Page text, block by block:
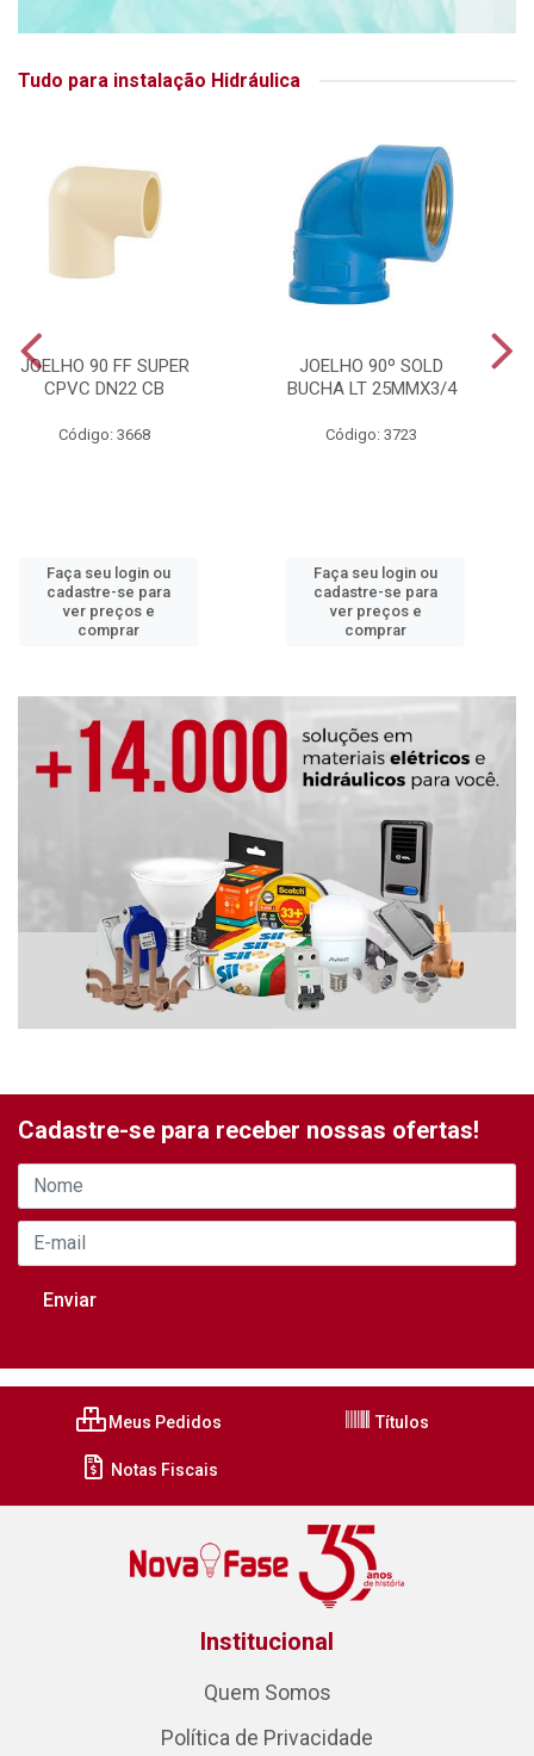
Tudo para instalação Hidráulica
JOELHO 90 FF SUPER
CPVC DN22 CB
Código: 3668
Faça seu login ou
cadastre-se para
ver preços e
comprar
JOELHO 90º SOLD
BUCHA LT 25MMX3/4
Código: 3723
Faça seu login ou
cadastre-se para
ver preços e
comprar
Cadastre-se para receber nossas ofertas!
Meus Pedidos Títulos
Notas Fiscais
Institucional
Quem Somos
Política de Privacidade